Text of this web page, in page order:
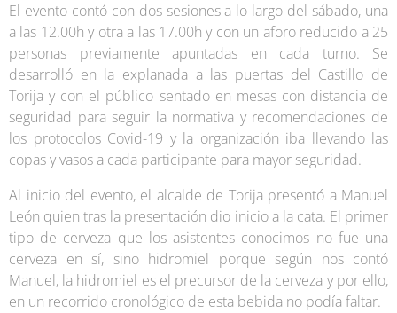
El evento contó con dos sesiones a lo largo del sábado, una
a las 12.00h y otra a las 17.00h y con un aforo reducido a 25
personas previamente apuntadas en cada turno. Se
desarrolló en la explanada a las puertas del Castillo de
Torija y con el público sentado en mesas con distancia de
seguridad para seguir la normativa y recomendaciones de
los protocolos Covid-19 y la organización iba llevando las
copas y vasos a cada participante para mayor seguridad.
Al inicio del evento, el alcalde de Torija presentó a Manuel
León quien tras la presentación dio inicio a la cata. El primer
tipo de cerveza que los asistentes conocimos no fue una
cerveza en sí, sino hidromiel porque según nos contó
Manuel, la hidromiel es el precursor de la cerveza y por ello,
en un recorrido cronológico de esta bebida no podía faltar.